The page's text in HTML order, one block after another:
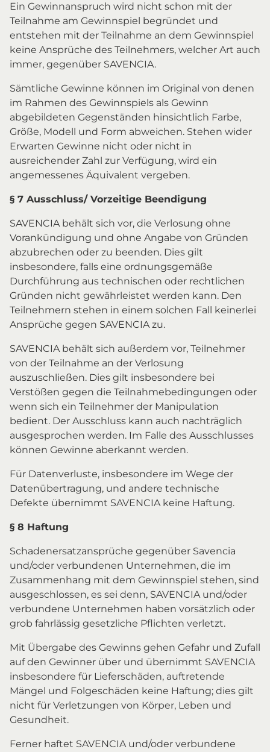
Ein Gewinnanspruch wird nicht schon mit der
Teilnahme am Gewinnspiel begründet und
entstehen mit der Teilnahme an dem Gewinnspiel
keine Ansprüche des Teilnehmers, welcher Art auch
immer, gegenüber SAVENCIA.
Sämtliche Gewinne können im Original von denen
im Rahmen des Gewinnspiels als Gewinn
abgebildeten Gegenständen hinsichtlich Farbe,
Größe, Modell und Form abweichen. Stehen wider
Erwarten Gewinne nicht oder nicht in
ausreichender Zahl zur Verfügung, wird ein
angemessenes Äquivalent vergeben.
§ 7 Ausschluss/ Vorzeitige Beendigung
SAVENCIA behält sich vor, die Verlosung ohne
Vorankündigung und ohne Angabe von Gründen
abzubrechen oder zu beenden. Dies gilt
insbesondere, falls eine ordnungsgemäße
Durchführung aus technischen oder rechtlichen
Gründen nicht gewährleistet werden kann. Den
Teilnehmern stehen in einem solchen Fall keinerlei
Ansprüche gegen SAVENCIA zu.
SAVENCIA behält sich außerdem vor, Teilnehmer
von der Teilnahme an der Verlosung
auszuschließen. Dies gilt insbesondere bei
Verstößen gegen die Teilnahmebedingungen oder
wenn sich ein Teilnehmer der Manipulation
bedient. Der Ausschluss kann auch nachträglich
ausgesprochen werden. Im Falle des Ausschlusses
können Gewinne aberkannt werden.
Für Datenverluste, insbesondere im Wege der
Datenübertragung, und andere technische
Defekte übernimmt SAVENCIA keine Haftung.
§ 8 Haftung
Schadenersatzansprüche gegenüber Savencia
und/oder verbundenen Unternehmen, die im
Zusammenhang mit dem Gewinnspiel stehen, sind
ausgeschlossen, es sei denn, SAVENCIA und/oder
verbundene Unternehmen haben vorsätzlich oder
grob fahrlässig gesetzliche Pflichten verletzt.
Mit Übergabe des Gewinns gehen Gefahr und Zufall
auf den Gewinner über und übernimmt SAVENCIA
insbesondere für Lieferschäden, auftretende
Mängel und Folgeschäden keine Haftung; dies gilt
nicht für Verletzungen von Körper, Leben und
Gesundheit.
Ferner haftet SAVENCIA und/oder verbundene